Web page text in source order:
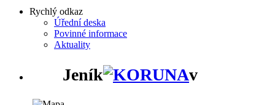
Rychlý odkaz
Úřední deska
Povinné informace
Aktuality
Jeník v